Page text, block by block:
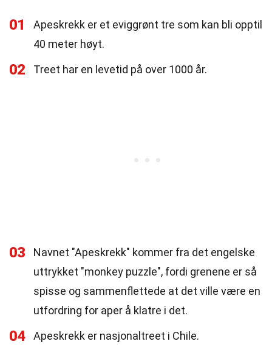
01
Apeskrekk er et eviggrønt tre som kan bli opptil
40 meter høyt.
02 Treet har en levetid på over 1000 år.
03
Navnet "Apeskrekk" kommer fra det engelske
uttrykket "monkey puzzle", fordi grenene er så
spisse og sammenflettede at det ville være en
utfordring for aper å klatre i det.
04 Apeskrekk er nasjonaltreet i Chile.